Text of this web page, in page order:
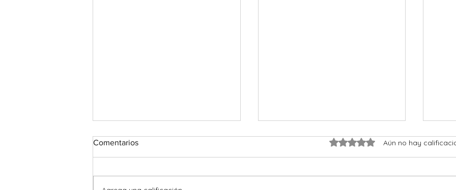
Comentarios Obtuvo 0 de 5 estrellas.
Aún no hay